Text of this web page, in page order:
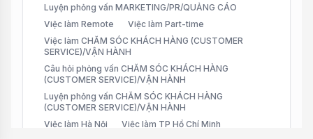
Luyện phỏng vấn MARKETING/PR/QUẢNG CÁO
Việc làm Remote
Việc làm Part-time
Việc làm CHĂM SÓC KHÁCH HÀNG (CUSTOMER
SERVICE)/VẬN HÀNH
Câu hỏi phỏng vấn CHĂM SÓC KHÁCH HÀNG
(CUSTOMER SERVICE)/VẬN HÀNH
Luyện phỏng vấn CHĂM SÓC KHÁCH HÀNG
(CUSTOMER SERVICE)/VẬN HÀNH
Việc làm Hà Nội
Việc làm TP Hồ Chí Minh